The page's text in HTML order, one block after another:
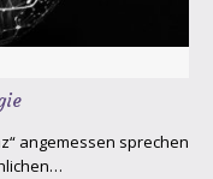
angemessen sprechen